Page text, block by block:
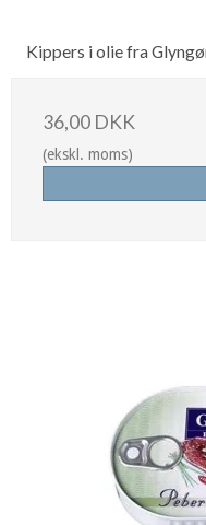
Kippers i olie fra
36,00 DKK
(ekskl. moms)